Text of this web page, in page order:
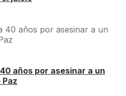
años por asesinar a un